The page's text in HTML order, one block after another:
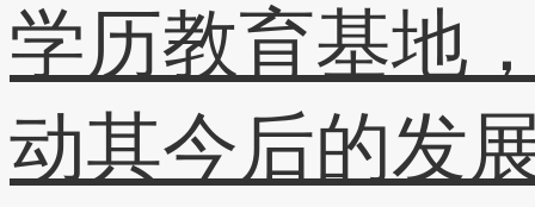
学历教育基地
动其今后的发